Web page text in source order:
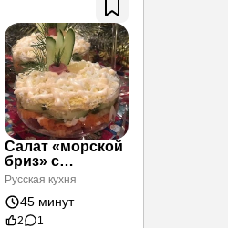
Салат «морской
бриз» с
копченой
красной рыбой,
свежий,
воздушный.
Русская кухня
45 минут
2
1